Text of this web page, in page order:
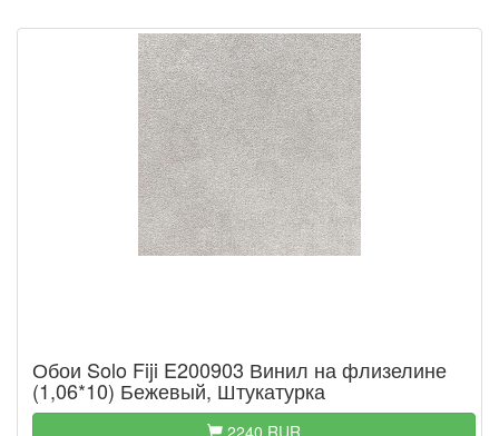
Обои Solo Fiji E200903 Винил на флизелине
(1,06*10) Бежевый, Штукатурка
2240 RUR